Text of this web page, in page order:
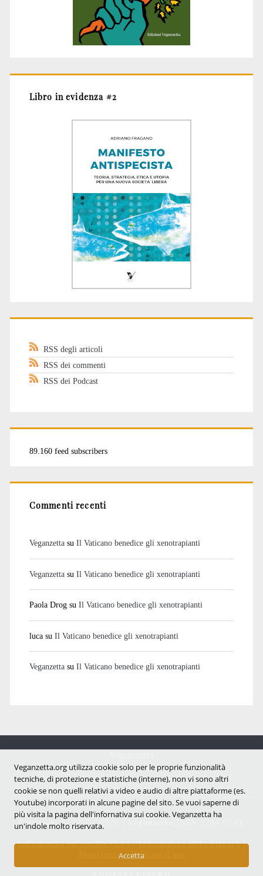
Libro in evidenza #2
RSS degli articoli
RSS dei commenti
RSS dei Podcast
89.160 feed subscribers
Commenti recenti
Veganzettasu Il Vaticano benedice gli xenotrapianti
Veganzettasu Il Vaticano benedice gli xenotrapianti
Paola Drogsu Il Vaticano benedice gli xenotrapianti
lucasu Il Vaticano benedice gli xenotrapianti
Veganzettasu Il Vaticano benedice gli xenotrapianti
Notizie dal mondo vegan e antispecista
Copyright © 2007 - 2026 |
Informativa sui cookie (UE)|Informativa sulla Privacy|
Avvertenze e Licenza d'uso
Veganzetta.org utilizza cookie solo per le proprie funzionalità
tecniche, di protezione e statistiche (interne), non vi sono altri
cookie se non quelli relativi a video e audio di altre piattaforme (es.
Youtube) incorporati in alcune pagine del sito. Se vuoi saperne di
più visita la pagina dell'infornativa sui cookie. Veganzetta ha
un'indole molto riservata.
Accetta